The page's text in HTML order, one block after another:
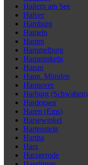
Haltern am See
Halver
Hamburg
Hameln
Hamm
Hammelburg
Hamminkeln
Hanau
Hann. Münden
Hannover
Harburg (Schwaben)
Hardegsen
Haren (Ems)
Harsewinkel
Hartenstein
Hartha
Harz
Harzgerode